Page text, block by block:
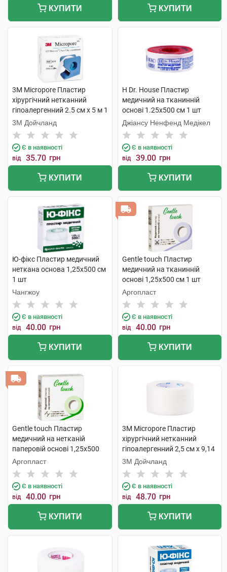
КУПИТИ КУПИТИ
3M Micropore Пластир
хірургічний нетканний
гіпоалергенний 2.5 см х 5 м 1
шт
3М Дойчланд
Є в наявності
від 35.70 грн
КУПИТИ
H Dr. House Пластир
медичний на тканинній
основі 1.25х500 см 1 шт
Джіансу Ненфенд Медікел
Є в наявності
від 39.00 грн
КУПИТИ
Ю-фікс Пластир медичний
неткана основа 1,25х500 см
1 шт
Чангжоу
Є в наявності
від 40.00 грн
КУПИТИ
Gentle touch Пластир
медичний на тканинній
основі 1,25х500 см 1 шт
Аргопласт
Є в наявності
від 40.00 грн
КУПИТИ
Gentle touch Пластир
медичний на нетканій
паперовій основі 1,25х500
см 1 шт
Аргопласт
Є в наявності
від 40.00 грн
КУПИТИ
3M Micropore Пластир
хірургічний нетканний
гіпоалергенний 2,5 см х 9,14
м 1 шт
3М Дойчланд
Є в наявності
від 48.70 грн
КУПИТИ